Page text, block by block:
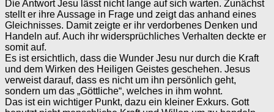
Die Antwort Jesu lässt nicht lange auf sich warten. Zunächst
stellt er ihre Aussage in Frage und zeigt das anhand eines
Gleichnisses. Damit zeigte er ihr verdorbenes Denken und
Handeln auf. Auch ihr widersprüchliches Verhalten deckte er
somit auf.
Es ist ersichtlich, dass die Wunder Jesu nur durch die Kraft
und dem Wirken des Heiligen Geistes geschehen. Jesus
verweist darauf, dass es nicht um ihn persönlich geht,
sondern um das „Göttliche“, welches in ihm wohnt.
Das ist ein wichtiger Punkt, dazu ein kleiner Exkurs. Gott